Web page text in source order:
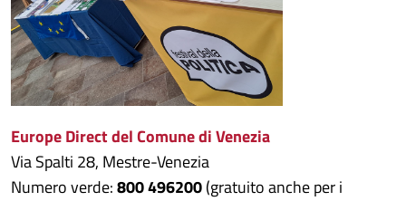
Europe Direct del Comune di Venezia
Via Spalti 28, Mestre-Venezia
Numero verde:800 496200(gratuito anche per i